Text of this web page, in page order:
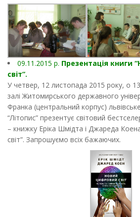
09.11.2015 р. Презентація книги
світ”.
У четвер, 12 листопада 2015 року, о
залі Житомирського державного
Франка (центральний корпус)
“Літопис” презентує світовий
– книжку Еріка Шмідта і Джареда
світ”. Запрошуємо всіх бажаючих.